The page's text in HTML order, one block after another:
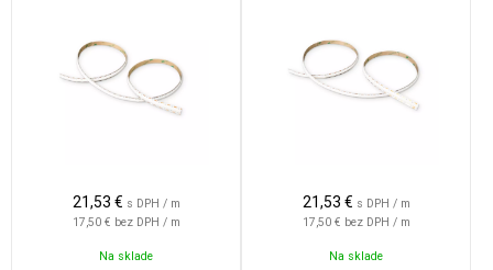
21,53 € s DPH / m
17,50 € bez DPH / m
Na sklade
21,53 € s DPH / m
17,50 € bez DPH / m
Na sklade